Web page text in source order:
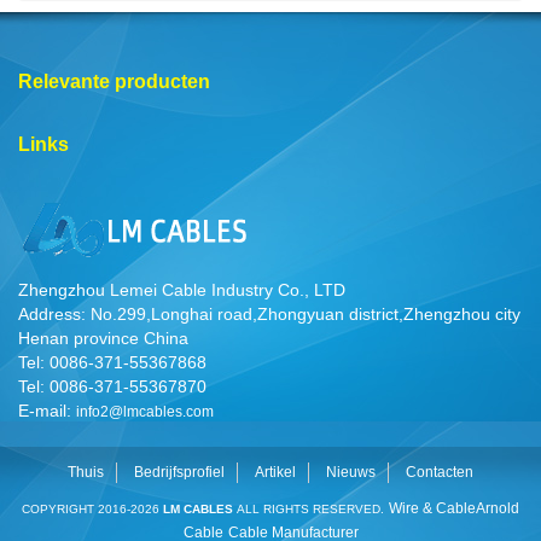
Relevante producten
Links
Zhengzhou Lemei Cable Industry Co., LTD
Address: No.299,Longhai road,Zhongyuan district,Zhengzhou city
Henan province China
Tel: 0086-371-55367868
Tel: 0086-371-55367870
E-mail: info2@lmcables.com
Thuis Bedrijfsprofiel Artikel Nieuws Contacten
COPYRIGHT 2016-2026 LM CABLES ALL RIGHTS RESERVED. Wire & CableArnold
Cable Cable Manufacturer